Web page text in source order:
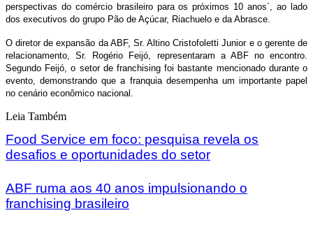
perspectivas do comércio brasileiro para os próximos 10 anos`, ao lado
dos executivos do grupo Pão de Açúcar, Riachuelo e da Abrasce.
O diretor de expansão da ABF, Sr. Altino Cristofoletti Junior e o gerente de
relacionamento, Sr. Rogério Feijó, representaram a ABF no encontro.
Segundo Feijó, o setor de franchising foi bastante mencionado durante o
evento, demonstrando que a franquia desempenha um importante papel
no cenário econômico nacional.
Leia Também
Food Service em foco: pesquisa revela os
desafios e oportunidades do setor
ABF ruma aos 40 anos impulsionando o
franchising brasileiro